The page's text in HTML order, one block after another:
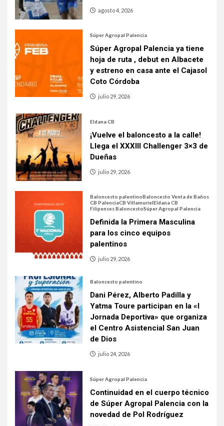
agosto 4, 2026
Súper Agropal Palencia
Súper Agropal Palencia ya tiene
hoja de ruta , debut en Albacete
y estreno en casa ante el Cajasol
Coto Córdoba
julio 29, 2026
Eldana CB
¡Vuelve el baloncesto a la calle!
Llega el XXXIII Challenger 3×3 de
Dueñas
julio 29, 2026
Baloncesto palentinoBaloncesto Venta de Baños
CB PalenciaCB VillamurielEldana CB
Filipenses BaloncestoSúper Agropal Palencia
Definida la Primera Masculina
para los cinco equipos
palentinos
julio 29, 2026
Baloncesto palentino
Dani Pérez, Alberto Padilla y
Yatma Toure participan en la «I
Jornada Deportiva» que organiza
el Centro Asistencial San Juan
de Dios
julio 24, 2026
Súper Agropal Palencia
Continuidad en el cuerpo técnico
de Súper Agropal Palencia con la
novedad de Pol Rodríguez